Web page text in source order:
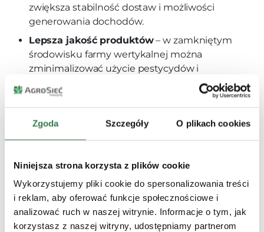
Zgoda Szczegóły O plikach cookies
Niniejsza strona korzysta z plików cookie
Wykorzystujemy pliki cookie do spersonalizowania treści
i reklam, aby oferować funkcje społecznościowe i
analizować ruch w naszej witrynie. Informacje o tym, jak
korzystasz z naszej witryny, udostępniamy partnerom
zwiększa stabilność dostaw i możliwości
generowania dochodów.
Lepsza jakość produktów– w zamkniętym
środowisku farmy wertykalnej można
zminimalizować użycie pestycydów i
herbicydów, dzięki czemu produkty są
zdrowsze i bardziej ekologicznych.
pozwala na uzyskanie plonów o stałej jakości.
Zmniejszone zużycie wody
nawadniania, które pozwalają na recykling
wody. Dzięki temu zużycie wody jest
znacznie mniejsze niż w tradycyjnym
rolnictwie – jest to ważne w kontekście
rosnącego deficytu tego zasobu.